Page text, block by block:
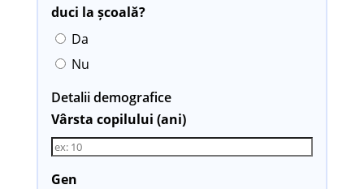
duci la școală?
Da
Nu
Detalii demografice
Vârsta copilului (ani)
Gen